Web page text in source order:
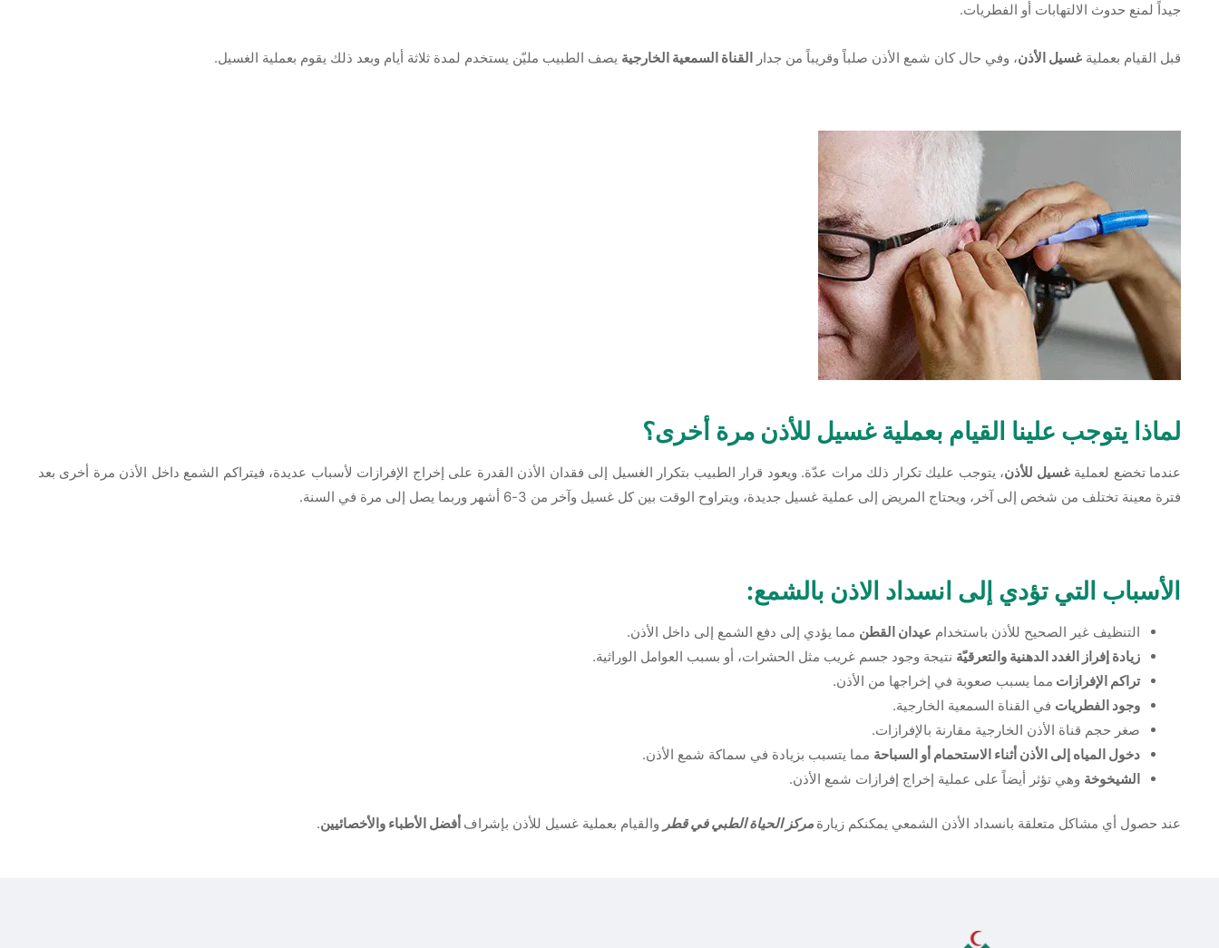
جيداً لمنع حدوث الالتهابات أو الفطريات.
قبل القيام بعملية غسيل الأذن، وفي حال كان شمع الأذن صلباً وقريباً من جدار القناة السمعية الخارجية يصف الطبيب مليّن يستخدم لمدة ثلاثة أيام وبعد ذلك يقوم بعملية الغسيل.
لماذا يتوجب علينا القيام بعملية غسيل للأذن مرة أخرى؟
عندما تخضع لعمليةغسيل للأذن، يتوجب عليك تكرار ذلك مرات عدّة. ويعود قرار الطبيب بتكرار الغسيل إلى فقدان الأذن القدرة على إخراج الإفرازات لأسباب عديدة، فيتراكم الشمع داخل الأذن مرة أخرى بعد
فترة معينة تختلف من شخص إلى آخر، ويحتاج المريض إلى عملية غسيل جديدة، ويتراوح الوقت بين كل غسيل وآخر من 3-6 أشهر وربما يصل إلى مرة في السنة.
الأسباب التي تؤدي إلى انسداد الاذن بالشمع:
التنظيف غير الصحيح للأذن باستخدام عيدان القطن مما يؤدي إلى دفع الشمع إلى داخل الأذن.
زيادة إفراز الغدد الدهنية والتعرقيّة نتيجة وجود جسم غريب مثل الحشرات، أو بسبب العوامل الوراثية.
تراكم الإفرازات مما يسبب صعوبة في إخراجها من الأذن.
وجود الفطريات في القناة السمعية الخارجية.
صغر حجم قناة الأذن الخارجية مقارنة بالإفرازات.
دخول المياه إلى الأذن أثناء الاستحمام أو السباحة مما يتسبب بزيادة في سماكة شمع الأذن.
الشيخوخة وهي تؤثر أيضاً على عملية إخراج إفرازات شمع الأذن.
عند حصول أي مشاكل متعلقة بانسداد الأذن الشمعي يمكنكم زيارة مركز الحياة الطبي في قطر والقيام بعملية غسيل للأذن بإشراف أفضل الأطباء والأخصائيين.